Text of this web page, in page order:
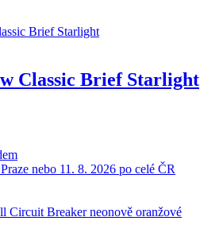
Classic Brief Starlight
nebo 11. 8. 2026 po celé ČR